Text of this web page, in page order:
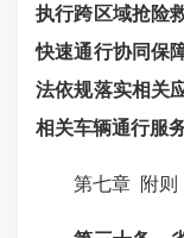
执行跨区域抢险
快速通行协同保
法依规落实相关
相关车辆通行服
第七章 附则